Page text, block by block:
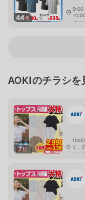
44枚
千葉
AOKIのチラシを
7枚
す。
い。）